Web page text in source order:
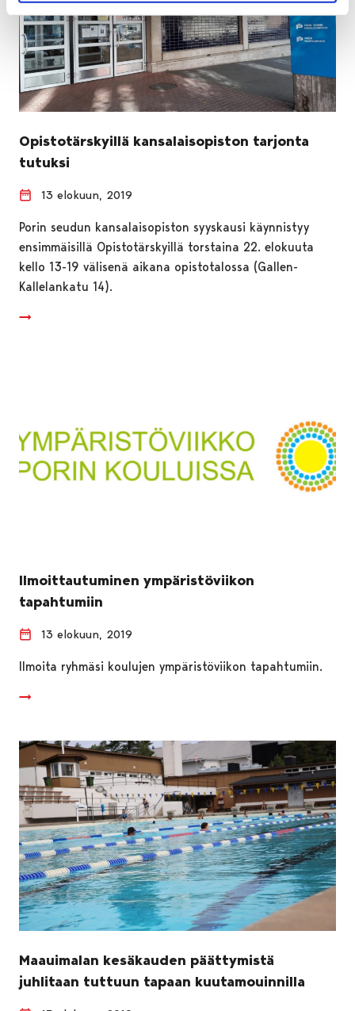
Opistotärskyillä kansalaisopiston tarjonta
tutuksi
13 elokuun, 2019
Porin seudun kansalaisopiston syyskausi käynnistyy
ensimmäisillä Opistotärskyillä torstaina 22. elokuuta
kello 13-19 välisenä aikana opistotalossa (Gallen-
Kallelankatu 14).
Ilmoittautuminen ympäristöviikon
tapahtumiin
13 elokuun, 2019
Ilmoita ryhmäsi koulujen ympäristöviikon tapahtumiin.
Maauimalan kesäkauden päättymistä
juhlitaan tuttuun tapaan kuutamouinnilla